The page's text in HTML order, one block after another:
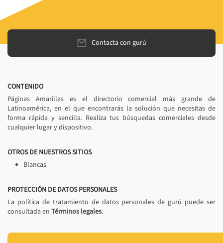
Contacta con gurú
CONTENIDO
Páginas Amarillas es el directorio comercial más grande de
Latinoamérica, en el que encontrarás la solución que necesitas de
forma rápida y sencilla. Realiza tus búsquedas comerciales desde
cualquier lugar y dispositivo.
OTROS DE NUESTROS SITIOS
Blancas
PROTECCIÓN DE DATOS PERSONALES
La política de tratamiento de datos personales de gurú puede ser
consultada en Términos legales.